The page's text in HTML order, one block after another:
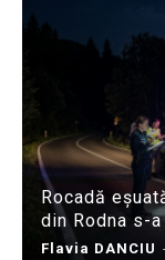
Rocadă
din Rodna s-
Flavia DANCIU